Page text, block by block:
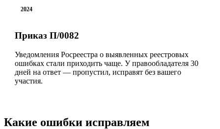
2024
Приказ П/0082
Уведомления Росреестра о выявленных реестровых
ошибках стали приходить чаще. У правообладателя 30
дней на ответ — пропустил, исправят без вашего
участия.
Какие ошибки исправляем